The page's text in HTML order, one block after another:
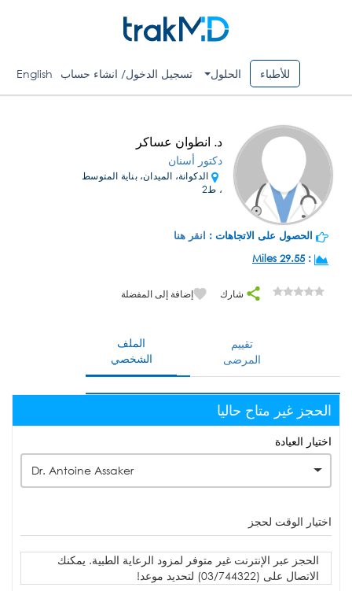
للأطباء الحلول تسجيل الدخول/ انشاء حساب English
د. انطوان عساكر
دكتور أسنان
الدكوانة، الميدان، بناية المتوسط
، ط2
الحصول على الاتجاهات : انقر هنا
:
29.55 Miles
شارك إضافة إلى المفضلة
الملف
الشخصي
تقييم
المرضى
الحجز غير متاح حاليا
اختيار العيادة
Dr. Antoine Assaker
اختيار الوقت لحجز
الحجز عبر الإنترنت غير متوفر لمزود الرعاية الطبية. يمكنك
الاتصال على (03/744322) لتحديد موعد!